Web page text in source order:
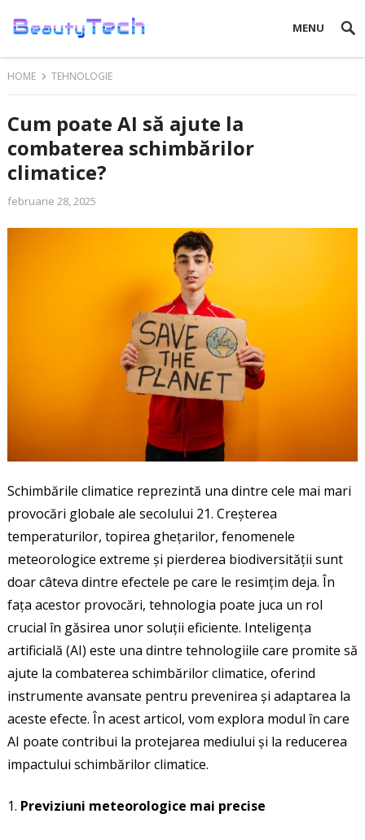
MENU
HOME TEHNOLOGIE
Cum poate AI să ajute la
combaterea schimbărilor
climatice?
februarie 28, 2025
Schimbările climatice reprezintă una dintre cele mai mari
provocări globale ale secolului 21. Creșterea
temperaturilor, topirea ghețarilor, fenomenele
meteorologice extreme și pierderea biodiversității sunt
doar câteva dintre efectele pe care le resimțim deja. În
fața acestor provocări, tehnologia poate juca un rol
crucial în găsirea unor soluții eficiente. Inteligența
artificială (AI) este una dintre tehnologiile care promite să
ajute la combaterea schimbărilor climatice, oferind
instrumente avansate pentru prevenirea și adaptarea la
aceste efecte. În acest articol, vom explora modul în care
AI poate contribui la protejarea mediului și la reducerea
impactului schimbărilor climatice.
Previziuni meteorologice mai precise